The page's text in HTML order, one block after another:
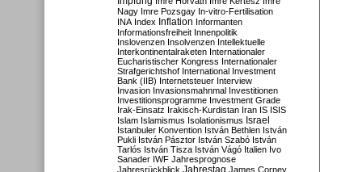
Nagy Imre Pozsgay In-vitro-Fertilisation
INA Index Inflation Informanten
Informationsfreiheit Innenpolitik
Inslovenzen Insolvenzen Intellektuelle
Interkontinentalraketen Internationaler
Eucharistischer Kongress Internationaler
Strafgerichtshof International Investment
Bank (IIB) Internetsteuer Interview
Invasion Invasionsmahnmal Investitionen
Investitionsprogramme Investment Grade
Irak-Einsatz Irakisch-Kurdistan Iran IS ISIS
Islam Islamismus Isolationismus Israel
Istanbuler Konvention István Bethlen István
Pukli István Pásztor István Szabó István
Tarlós István Tisza István Vágó Italien Ivo
Sanader IWF Jahresprognose
Jahresrückblick Jahrestag James Corney